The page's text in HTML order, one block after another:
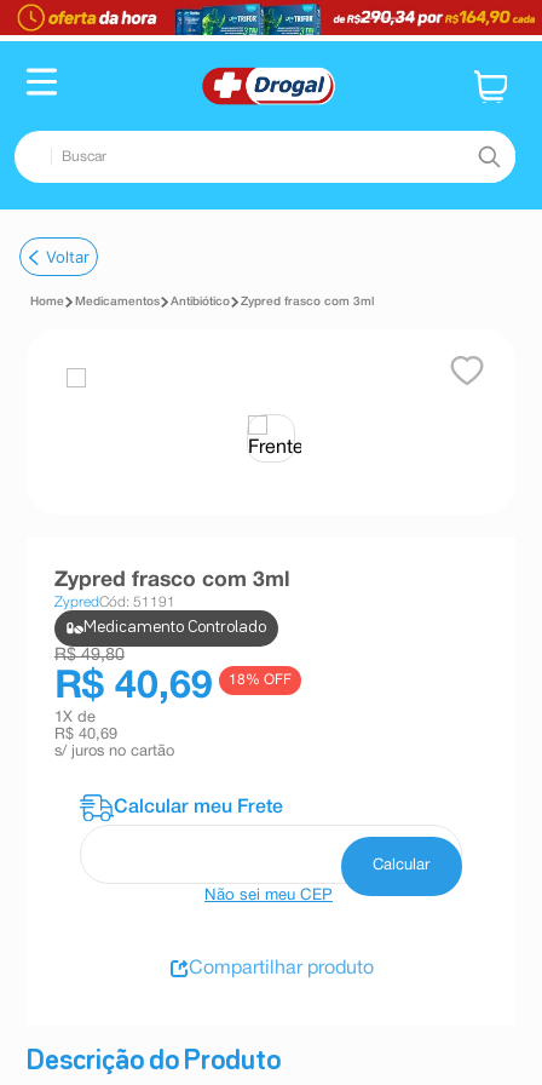
Buscar
1º fralda
pampers confort sec max
teste gravidez
esmalte
10ºabsorvente
Voltar
Medicamentos Antibiótico Zypred frasco com 3ml
Descrição do Produto
Zypred frasco com 3ml
ZypredCód: 51191
Medicamento Controlado
R$ 49,80
R$ 40,69 18% OFF
1 X de
R$ 40,69
s/ juros no cartão
Não sei meu CEP
Compartilhar produto